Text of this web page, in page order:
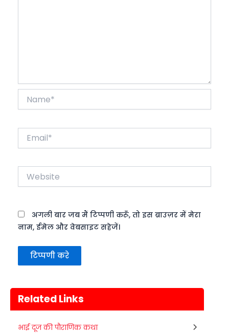
Website
अगली बार जब मैं टिप्पणी करूँ, तो इस ब्राउज़र में मेरा
नाम, ईमेल और वेबसाइट सहेजें।
Related Links
भाई दूज की पौराणिक कथा